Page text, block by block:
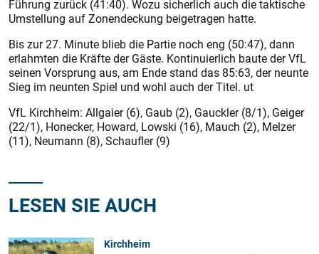
Führung zurück (41:40). Wozu sicherlich auch die taktische
Umstellung auf Zonendeckung beigetragen hatte.
Bis zur 27. Minute blieb die Partie noch eng (50:47), dann
erlahm­ten die Kräfte der Gäste. Kontinuierlich baute der VfL
seinen Vorsprung aus, am Ende stand das 85:63, der neunte
Sieg im neunten Spiel und wohl auch der Titel. ut
VfL Kirchheim: Allgaier (6), Gaub (2), Gauckler (8/1), Geiger
(22/1), Honecker, Howard, Lowski (16), Mauch (2), Melzer
(11), Neumann (8), Schaufler (9)
LESEN SIE AUCH
Kirchheim